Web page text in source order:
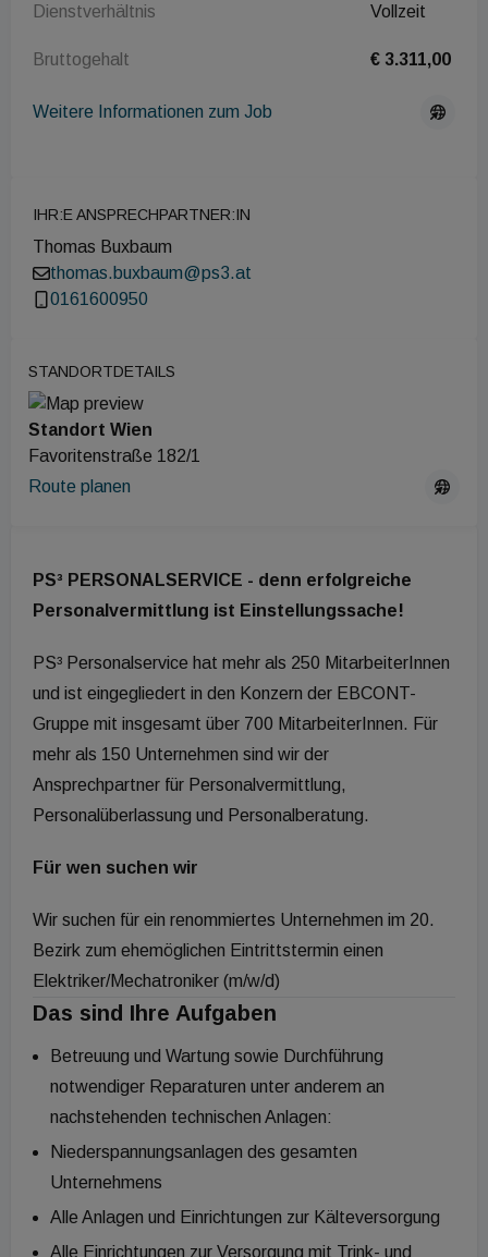
PS³ PERSONALSERVICE - denn erfolgreiche
Personalvermittlung ist Einstellungssache!
PS³ Personalservice hat mehr als 250 MitarbeiterInnen
und ist eingegliedert in den Konzern der EBCONT-
Gruppe mit insgesamt über 700 MitarbeiterInnen. Für
mehr als 150 Unternehmen sind wir der
Ansprechpartner für Personalvermittlung,
Personalüberlassung und Personalberatung.
Für wen suchen wir
Wir suchen für ein renommiertes Unternehmen im 20.
Bezirk zum ehemöglichen Eintrittstermin einen
Elektriker/Mechatroniker (m/w/d)
Das sind Ihre Aufgaben
Betreuung und Wartung sowie Durchführung
notwendiger Reparaturen unter anderem an
nachstehenden technischen Anlagen:
Niederspannungsanlagen des gesamten
Unternehmens
Alle Anlagen und Einrichtungen zur Kälteversorgung
Alle Einrichtungen zur Versorgung mit Trink- und
Dienstverhältnis Vollzeit
Bruttogehalt € 3.311,00
Weitere Informationen zum Job
IHR:E ANSPRECHPARTNER:IN
Thomas Buxbaum
thomas.buxbaum@ps3.at
0161600950
STANDORTDETAILS
Standort Wien
Favoritenstraße 182/1
Route planen